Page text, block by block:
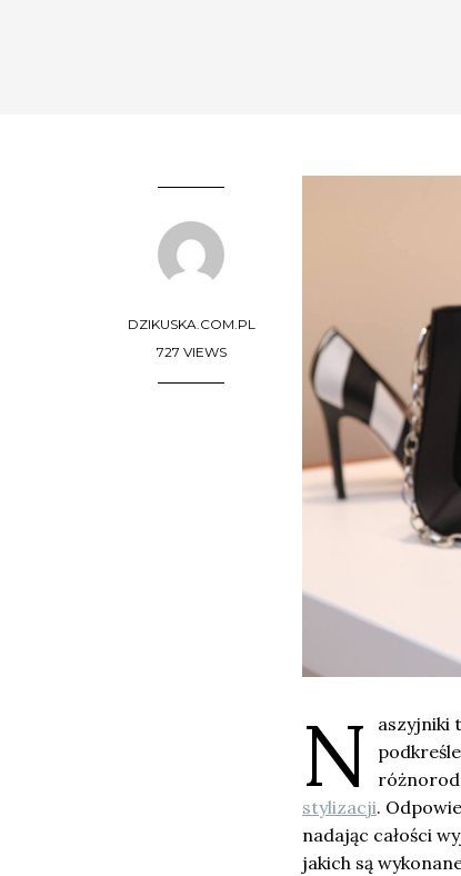
DZIKUSKA.COM.PL
727 VIEWS
N
aszyjniki
stylizacji.
nadając całości
jakich są